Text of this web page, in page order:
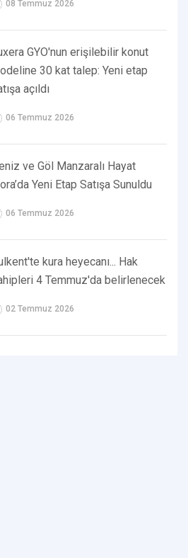
08 Temmuz 2026
GYO'nun erişilebilir konut
30 kat talep: Yeni etap
açıldı
06 Temmuz 2026
ve Göl Manzaralı Hayat
Yeni Etap Satışa Sunuldu
06 Temmuz 2026
kura heyecanı... Hak
4 Temmuz'da belirlenecek
02 Temmuz 2026